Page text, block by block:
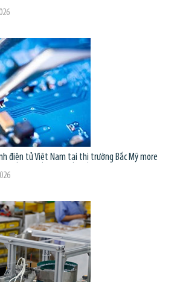
điện tử Việt Nam tại thị trường Bắc Mỹmore